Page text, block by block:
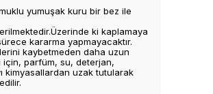
yumuşak kuru bir bez ile
ki kaplamaya
kararma yapmayacaktır.
kaybetmeden daha uzun
için, parfüm, su, deterjan,
kimyasallardan uzak tutularak